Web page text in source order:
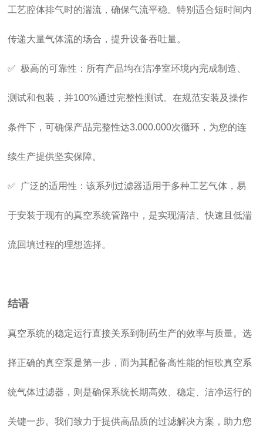
工艺腔体排气时的湍流，确保气流平稳。特别适合短时间内
传递大量气体流的场合，提升设备吞吐量。
✅ 极高的可靠性：所有产品均在洁净室环境内完成制造、
测试和包装，并100%通过完整性测试。在规范安装及操作
条件下，可确保产品完整性达3.000.000次循环，为您的连
续生产提供坚实保障。
✅ 广泛的适用性：该系列过滤器适用于多种工艺气体，易
于安装于现有的真空系统管路中，是实现清洁、快速且低湍
流回填过程的理想选择。
结语
真空系统的稳定运行直接关系到制药生产的效率与质量。选
择正确的真空泵是第一步，而为其配备高性能的恒歌真空系
统气体过滤器，则是确保系统长期高效、稳定、洁净运行的
关键一步。我们致力于提供高品质的过滤解决方案，助力您